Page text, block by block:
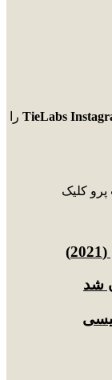
TieLabs را
پرو کلیک